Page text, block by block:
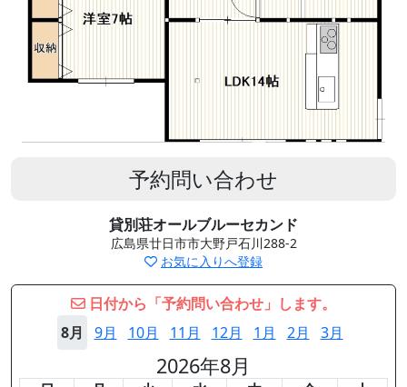
予約問い合わせ
貸別荘オールブルーセカンド
広島県廿日市市大野戸石川288-2
お気に入りへ登録
日付から「予約問い合わせ」します。
8月
9月 10月 11月 12月 1月 2月 3月
2026年8月